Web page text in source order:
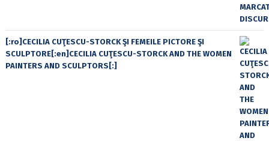
[:ro]CECILIA CUŢESCU-STORCK ŞI FEMEILE PICTORE ŞI
SCULPTORE[:en]CECILIA CUŢESCU-STORCK AND THE WOMEN
PAINTERS AND SCULPTORS[:]